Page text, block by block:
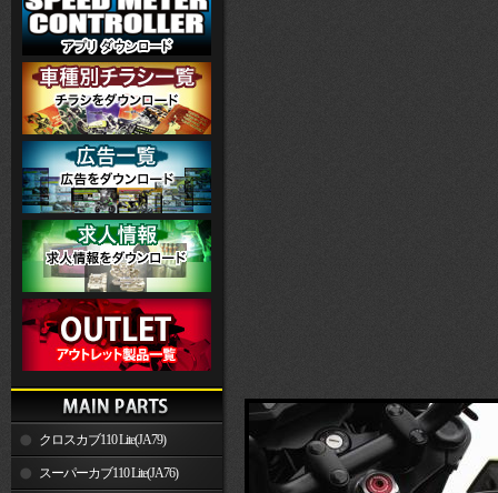
クロスカブ110 Lite(JA79)
スーパーカブ110 Lite(JA76)